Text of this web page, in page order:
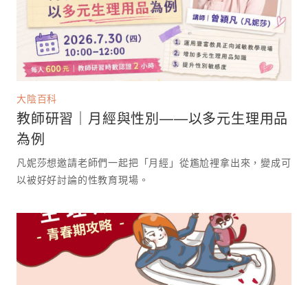
大陰百科
教師研習｜月經與性別——以多元生理用品
為例
凡妮莎想邀請老師們一起把「月經」從尷尬裡拿出來，變成可